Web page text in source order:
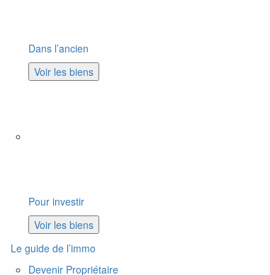
Dans l’ancien
Voir les biens
Pour investir
Voir les biens
Le guide de l’immo
Devenir Propriétaire